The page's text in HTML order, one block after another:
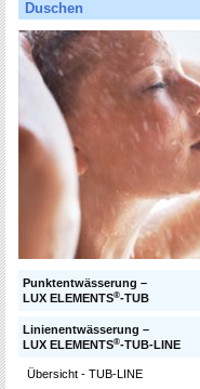
Duschen
Punktentwässerung –
LUX ELEMENTS®-TUB
Linienentwässerung –
LUX ELEMENTS®-TUB-LINE
Übersicht - TUB-LINE